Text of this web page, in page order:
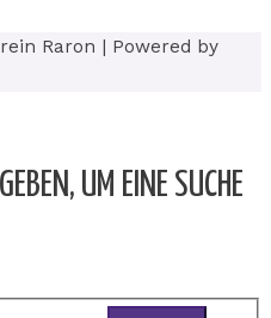
Raron | Powered by
UM EINE SUCHE